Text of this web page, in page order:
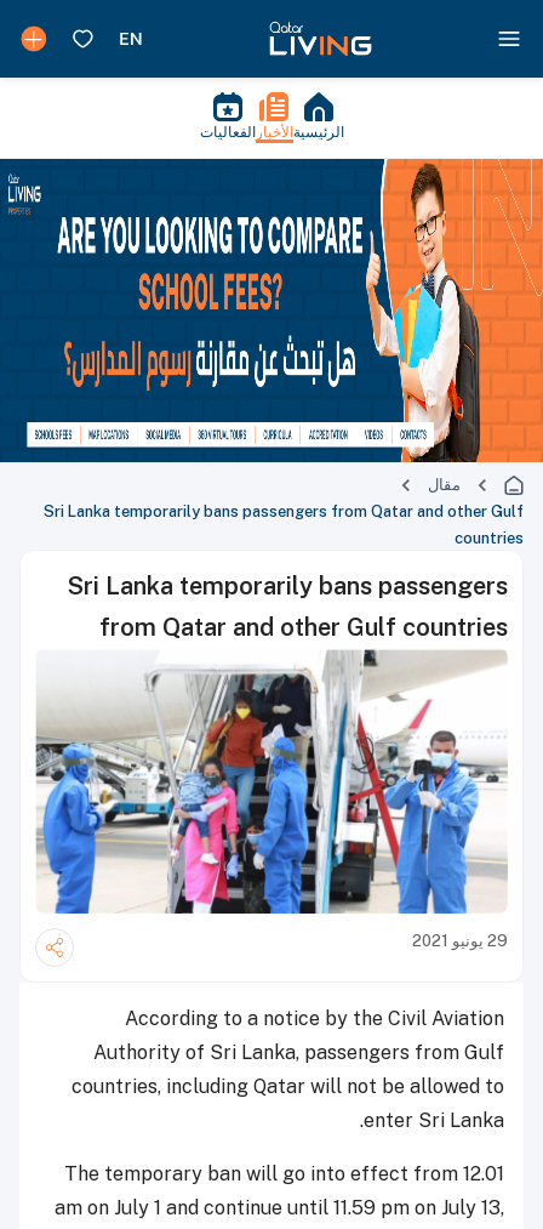
الرئيسية الأخبار الفعاليات
مقال
Sri Lanka temporarily bans passengers from Qatar and other Gulf
countries
Sri Lanka temporarily bans passengers
from Qatar and other Gulf countries
29 يونيو 2021
According to a notice by the Civil Aviation
Authority of Sri Lanka, passengers from Gulf
countries, including Qatar will not be allowed to
enter Sri Lanka.
The temporary ban will go into effect from 12.01
am on July 1 and continue until 11.59 pm on July 13,